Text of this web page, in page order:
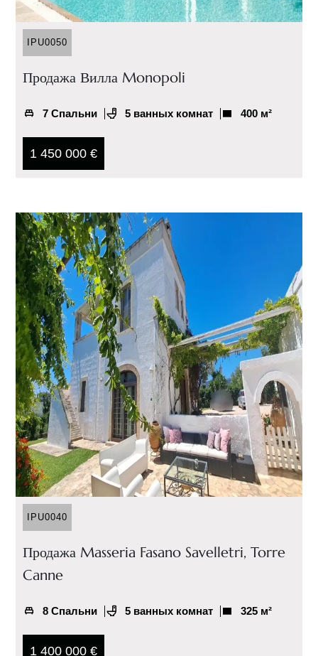
IPU0050
Продажа Вилла Monopoli
7 Спальни 5 ванных комнат 400 м²
1 450 000 €
IPU0040
Продажа Masseria Fasano Savelletri, Torre
Canne
8 Спальни 5 ванных комнат 325 м²
1 400 000 €